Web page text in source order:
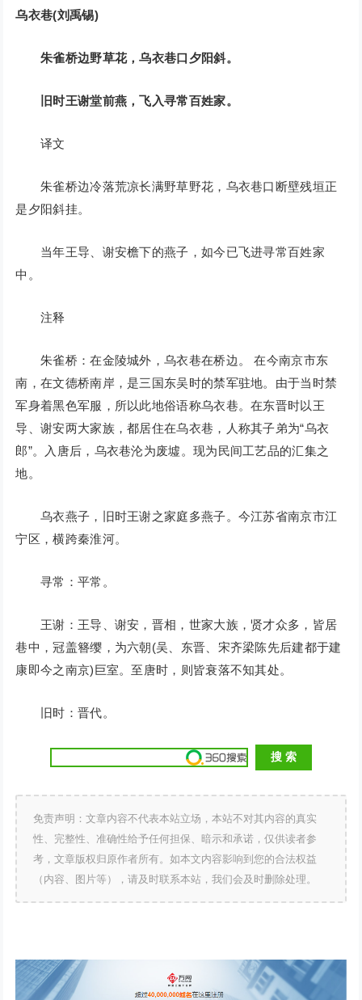
乌衣巷(刘禹锡)
朱雀桥边野草花，乌衣巷口夕阳斜。
旧时王谢堂前燕，飞入寻常百姓家。
译文
朱雀桥边冷落荒凉长满野草野花，乌衣巷口断壁残垣正
是夕阳斜挂。
当年王导、谢安檐下的燕子，如今已飞进寻常百姓家
中。
注释
朱雀桥：在金陵城外，乌衣巷在桥边。 在今南京市东
南，在文德桥南岸，是三国东吴时的禁军驻地。由于当时禁
军身着黑色军服，所以此地俗语称乌衣巷。在东晋时以王
导、谢安两大家族，都居住在乌衣巷，人称其子弟为“乌衣
郎”。入唐后，乌衣巷沦为废墟。现为民间工艺品的汇集之
地。
乌衣燕子，旧时王谢之家庭多燕子。今江苏省南京市江
宁区，横跨秦淮河。
寻常：平常。
王谢：王导、谢安，晋相，世家大族，贤才众多，皆居
巷中，冠盖簪缨，为六朝(吴、东晋、宋齐梁陈先后建都于建
康即今之南京)巨室。至唐时，则皆衰落不知其处。
旧时：晋代。
免责声明：文章内容不代表本站立场，本站不对其内容的真实
性、完整性、准确性给予任何担保、暗示和承诺，仅供读者参
考，文章版权归原作者所有。如本文内容影响到您的合法权益
（内容、图片等），请及时联系本站，我们会及时删除处理。